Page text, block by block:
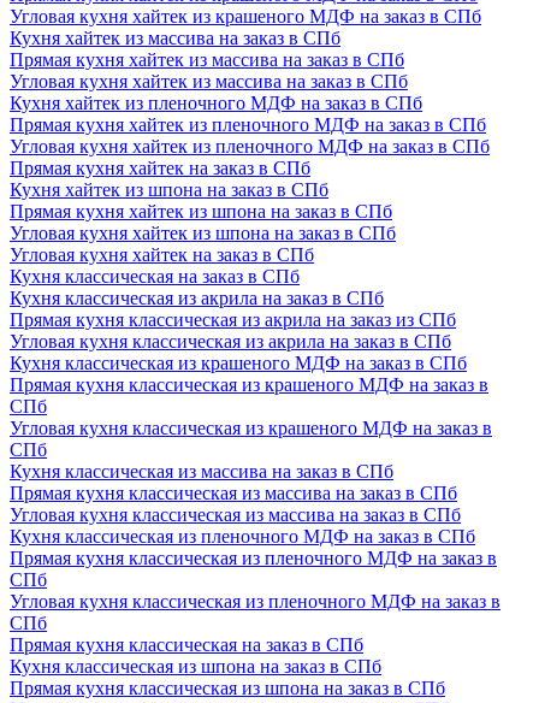
Угловая кухня хайтек из крашеного МДФ на заказ в СПб
Кухня хайтек из массива на заказ в СПб
Прямая кухня хайтек из массива на заказ в СПб
Угловая кухня хайтек из массива на заказ в СПб
Кухня хайтек из пленочного МДФ на заказ в СПб
Прямая кухня хайтек из пленочного МДФ на заказ в СПб
Угловая кухня хайтек из пленочного МДФ на заказ в СПб
Прямая кухня хайтек на заказ в СПб
Кухня хайтек из шпона на заказ в СПб
Прямая кухня хайтек из шпона на заказ в СПб
Угловая кухня хайтек из шпона на заказ в СПб
Угловая кухня хайтек на заказ в СПб
Кухня классическая на заказ в СПб
Кухня классическая из акрила на заказ в СПб
Прямая кухня классическая из акрила на заказ из СПб
Угловая кухня классическая из акрила на заказ в СПб
Кухня классическая из крашеного МДФ на заказ в СПб
Прямая кухня классическая из крашеного МДФ на заказ в
СПб
Угловая кухня классическая из крашеного МДФ на заказ в
СПб
Кухня классическая из массива на заказ в СПб
Прямая кухня классическая из массива на заказ в СПб
Угловая кухня классическая из массива на заказ в СПб
Кухня классическая из пленочного МДФ на заказ в СПб
Прямая кухня классическая из пленочного МДФ на заказ в
СПб
Угловая кухня классическая из пленочного МДФ на заказ в
СПб
Прямая кухня классическая на заказ в СПб
Кухня классическая из шпона на заказ в СПб
Прямая кухня классическая из шпона на заказ в СПб